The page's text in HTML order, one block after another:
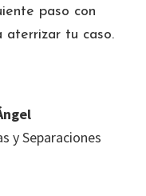
paso con
aterrizar tu caso.
y Separaciones